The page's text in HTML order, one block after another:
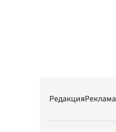
РедакцияРеклама